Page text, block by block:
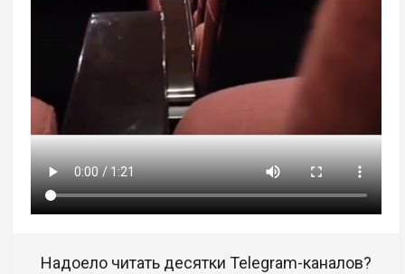
Надоело читать десятки Telegram-каналов?